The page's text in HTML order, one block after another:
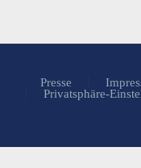
Presse
Privatsphäre-